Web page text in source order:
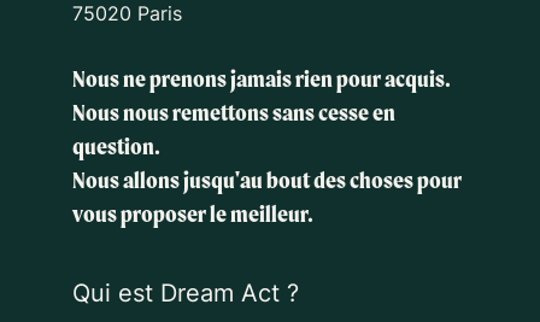
75020 Paris
Nous ne prenons jamais rien pour acquis.
Nous nous remettons sans cesse en
question.
Nous allons jusqu'au bout des chosespour
vous proposer le meilleur.
Qui est Dream Act ?